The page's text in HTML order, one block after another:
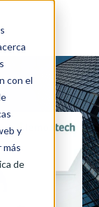
con el
y
más
de